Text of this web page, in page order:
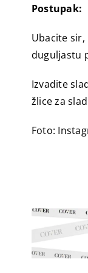
Postupak:
Ubacite
duguljastu
Izvadite
žlice za
Foto: